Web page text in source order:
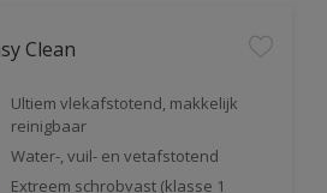
Clean
Ultiem vlekafstotend, makkelijk
reinigbaar
Water-, vuil- en vetafstotend
Extreem schrobvast (klasse 1